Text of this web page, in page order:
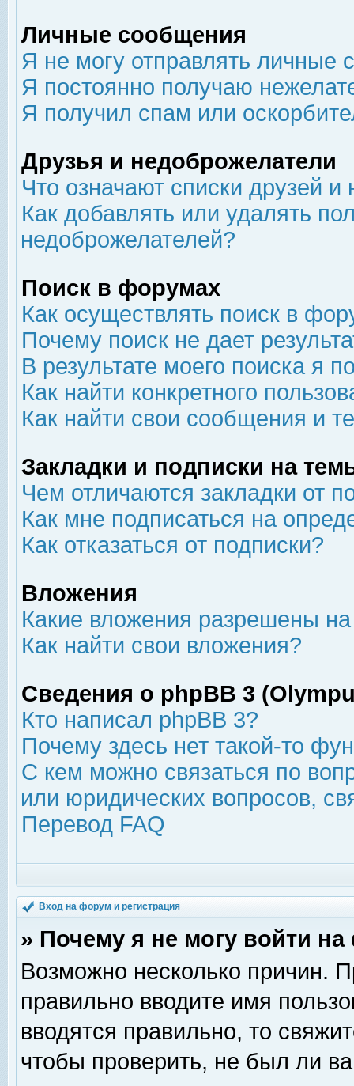
Личные сообщения
Я не могу отправлять личные
Я постоянно получаю
Я получил спам или
Друзья и недоброжелатели
Что означают списки друзей
Как добавлять или удалять
недоброжелателей?
Поиск в форумах
Как осуществлять поиск в
Почему поиск не дает
В результате моего поиска я
Как найти конкретного
Как найти свои сообщения и
Закладки и подписки на
Чем отличаются закладки от
Как мне подписаться на
Как отказаться от подписки?
Вложения
Какие вложения разрешены
Как найти свои вложения?
Сведения о phpBB 3
Кто написал phpBB 3?
Почему здесь нет такой-то
С кем можно связаться по
или юридических вопросов,
Перевод FAQ
Вход на форум и регистрация
» Почему я не могу войти
Возможно несколько причин.
правильно вводите имя
вводятся правильно, то
чтобы проверить, не был ли